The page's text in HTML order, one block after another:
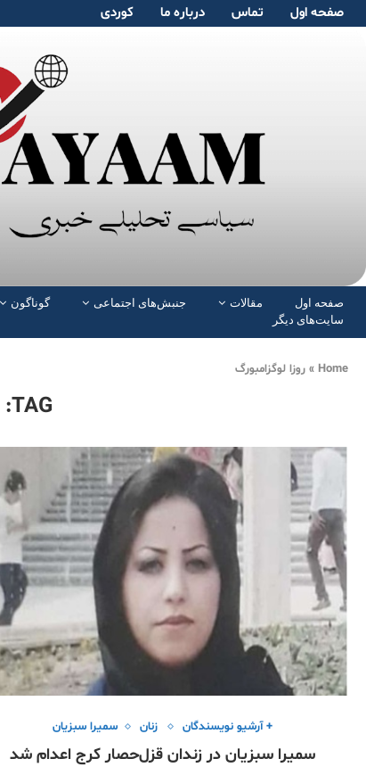
صفحە اول تماس دربارە ما کوردی
صفحە اول مقالات جنبش‌های اجتماعی گوناگون
سایت‌های دیگر
Home
» روزا لوگزامبورگ
TAG:
+ آرشیو نویسندگان زنان سمیرا سبزیان
سمیرا سبزیان در زندان قزل‌حصار کرج اعدام شد